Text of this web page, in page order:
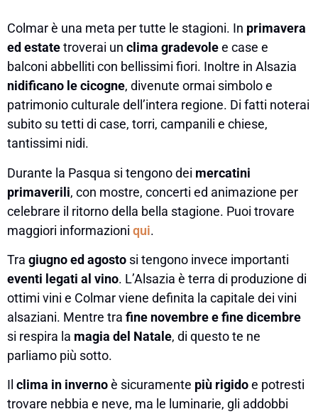
Colmar è una meta per tutte le stagioni. In primavera
ed estatetroverai un clima gradevolee case e
balconi abbelliti con bellissimi fiori. Inoltre in Alsazia
nidificano le cicogne, divenute ormai simbolo e
patrimonio culturale dell’intera regione. Di fatti noterai
subito su tetti di case, torri, campanili e chiese,
tantissimi nidi.
Durante la Pasqua si tengono dei mercatini
primaverili, con mostre, concerti ed animazione per
celebrare il ritorno della bella stagione. Puoi trovare
maggiori informazioni qui.
Tra giugno ed agosto si tengono invece importanti
eventi legati al vino. L’Alsazia è terra di produzione di
ottimi vini e Colmar viene definita la capitale dei vini
alsaziani. Mentre tra fine novembre e fine dicembre
si respira la magia del Natale, di questo te ne
parliamo più sotto.
Il clima in invernoè sicuramente più rigidoe potresti
trovare nebbia e neve, ma le luminarie, gli addobbi